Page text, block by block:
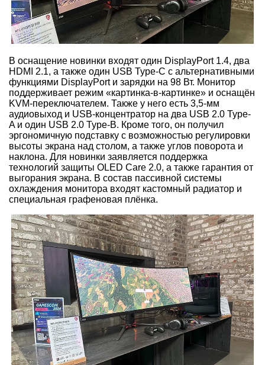
В оснащение новинки входят один DisplayPort 1.4, два
HDMI 2.1, а также один USB Type-C с альтернативными
функциями DisplayPort и зарядки на 98 Вт. Монитор
поддерживает режим «картинка-в-картинке» и оснащён
KVM-переключателем. Также у него есть 3,5-мм
аудиовыход и USB-концентратор на два USB 2.0 Type-
A и один USB 2.0 Type-B. Кроме того, он получил
эргономичную подставку с возможностью регулировки
высоты экрана над столом, а также углов поворота и
наклона. Для новинки заявляется поддержка
технологий защиты OLED Care 2.0, а также гарантия от
выгорания экрана. В состав пассивной системы
охлаждения монитора входят кастомный радиатор и
специальная графеновая плёнка.